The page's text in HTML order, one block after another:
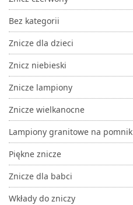
Bez kategorii
Znicze dla dzieci
Znicz niebieski
Znicze lampiony
Znicze wielkanocne
Lampiony granitowe na pomnik
Piękne znicze
Znicze dla babci
Wkłady do zniczy